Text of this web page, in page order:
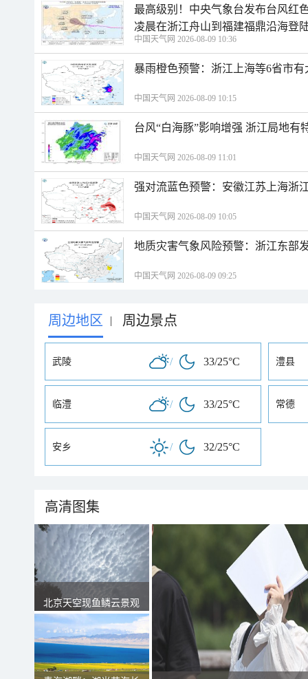
最高级别！中央气象台发布台风红
凌晨在浙江舟山到福建福鼎沿海登
中国天气网 2026-08-09 10:36
暴雨橙色预警：浙江上海等6省市
中国天气网 2026-08-09 10:15
台风“白海豚”影响增强 浙江局地有
中国天气网 2026-08-09 11:01
强对流蓝色预警：安徽江苏上海浙
中国天气网 2026-08-09 10:05
地质灾害气象风险预警：浙江东部
中国天气网 2026-08-09 09:25
周边地区 | 周边景点
武陵 / 33/25°C 澧县
临澧 / 33/25°C 常德
安乡 / 32/25°C
高清图集
北京天空现鱼鳞云景观